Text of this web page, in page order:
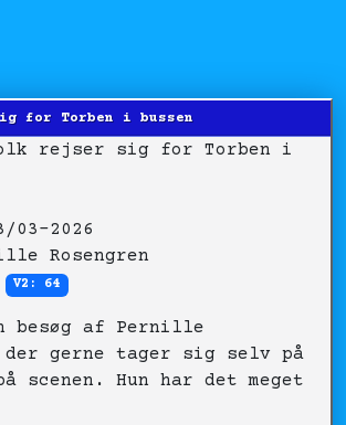
for Torben i bussen
03-2026
Rosengren
V2: 64
besøg af Pernille
der gerne tager sig selv på
scenen. Hun har det meget